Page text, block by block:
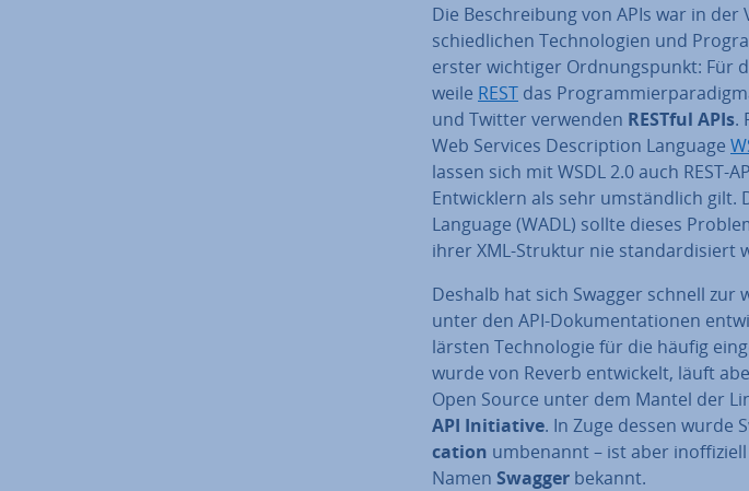
Die Be­schrei­bung von APIs war in
schied­li­chen Tech­no­lo­gien und
erster wichtiger Ord­nungs­punkt: Für
wei­le REST das
und Twitter verwenden RESTful APIs.
Web Services De­scrip­ti­on Language
lassen sich mit WSDL 2.0 auch REST-
Ent­wick­lern als sehr um­ständ­lich gilt.
Language (WADL) sollte dieses
ihrer XML-Struktur nie stan­dar­di­siert
Deshalb hat sich Swagger schnell
unter den API-Do­ku­men­ta­tio­nen
lärs­ten Tech­no­lo­gie für die häufig
wurde von Reverb ent­wi­ckelt, läuft
Open Source unter dem Mantel der
API In­itia­ti­ve. In Zuge dessen wurde
ca­ti­on umbenannt – ist aber
Namen Swagger bekannt.